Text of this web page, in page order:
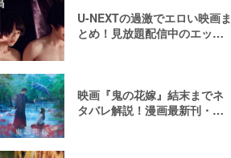
U-NEXTの過激でエロい映画ま
とめ！見放題配信中のエッチ
映画『鬼の花嫁』結末までネ
タバレ解説！漫画最新刊・小